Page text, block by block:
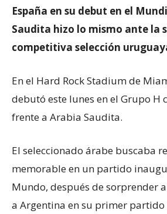
España en su debut en el
Saudita hizo lo mismo ante la
competitiva selección
En el Hard Rock Stadium de
debutó este lunes en el Grupo H
frente a Arabia Saudita.
El seleccionado árabe buscaba
memorable en un partido
Mundo, después de sorprender
a Argentina en su primer